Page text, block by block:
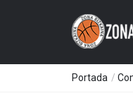
Portada /